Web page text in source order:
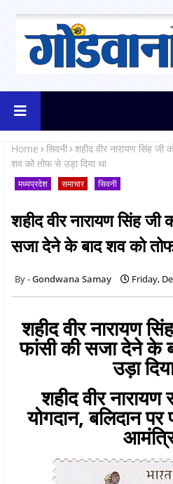
Home सिवनी शहीद वीर नारायण सिंह
शव को तोफ से उड़ा दिया था
मध्यप्रदेश समाचार सिवनी
शहीद वीर नारायण सिंह
सजा देने के बाद शव को
Gondwana Samay Friday,
शहीद वीर नारायण
फांसी की सजा देने के
उड़ा
शहीद वीर
योगदान, बलिदान